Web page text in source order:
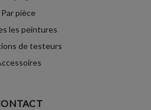
Par pièce
les peintures
de testeurs